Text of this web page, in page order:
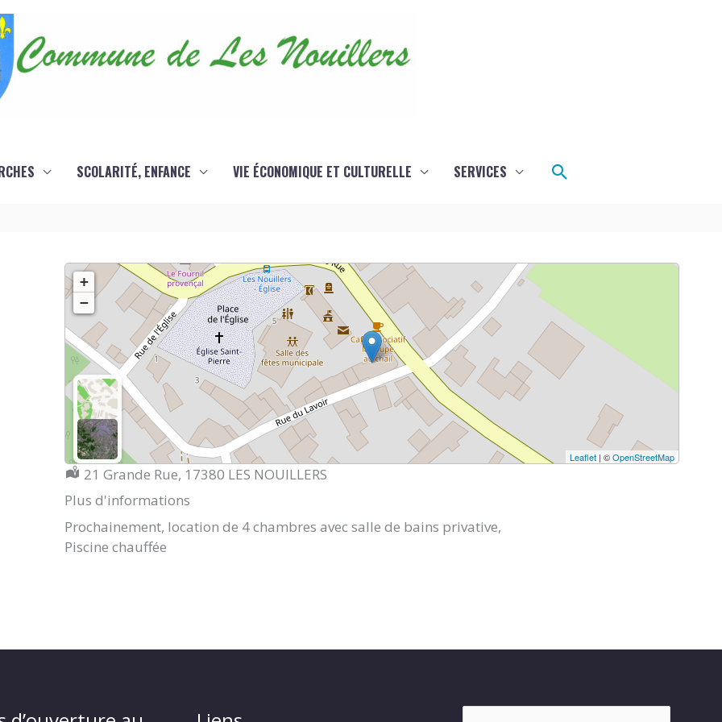
SCOLARITÉ, ENFANCE VIE ÉCONOMIQUE ET CULTURELLE SERVICES Rechercher
+
−
Leaflet| ©OpenStreetMap
Localisation :
21 Grande Rue, 17380 LES NOUILLERS
Plus d'informations
Prochainement, location de 4 chambres avec salle de bains privative,
Piscine chauffée